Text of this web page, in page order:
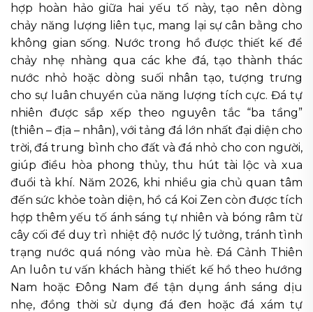
hợp hoàn hảo giữa hai yếu tố này, tạo nên dòng
chảy năng lượng liên tục, mang lại sự cân bằng cho
không gian sống. Nước trong hồ được thiết kế để
chảy nhẹ nhàng qua các khe đá, tạo thành thác
nước nhỏ hoặc dòng suối nhân tạo, tượng trưng
cho sự luân chuyển của năng lượng tích cực. Đá tự
nhiên được sắp xếp theo nguyên tắc “ba tầng”
(thiên – địa – nhân), với tảng đá lớn nhất đại diện cho
trời, đá trung bình cho đất và đá nhỏ cho con người,
giúp điều hòa phong thủy, thu hút tài lộc và xua
đuổi tà khí. Năm 2026, khi nhiều gia chủ quan tâm
đến sức khỏe toàn diện, hồ cá Koi Zen còn được tích
hợp thêm yếu tố ánh sáng tự nhiên và bóng râm từ
cây cối để duy trì nhiệt độ nước lý tưởng, tránh tình
trạng nước quá nóng vào mùa hè. Đá Cảnh Thiên
An luôn tư vấn khách hàng thiết kế hồ theo hướng
Nam hoặc Đông Nam để tận dụng ánh sáng dịu
nhẹ, đồng thời sử dụng đá đen hoặc đá xám tự